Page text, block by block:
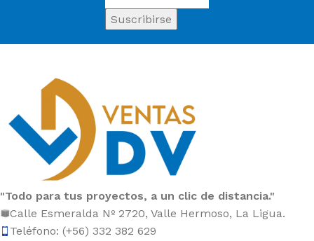
"Todo para tus proyectos, a un clic de distancia."
Calle Esmeralda Nº 2720, Valle Hermoso, La Ligua.
Teléfono: (+56) 332 382 629